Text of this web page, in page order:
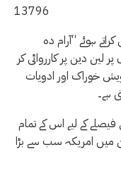
13796
ہوئے “آرام دہ
لین دین پر کارروائی کر
خوراک اور ادویات
ہے۔
کے لیے اس کے تمام
میں امریکہ سب سے بڑا